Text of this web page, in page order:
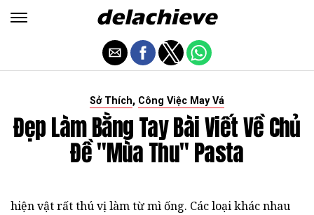
Sở Thích, Công Việc May Vá
Đẹp Làm Bằng Tay Bài Viết Về Chủ
Đề "mùa Thu" Pasta
hiện vật rất thú vị làm từ mì ống. Các loại khác nhau